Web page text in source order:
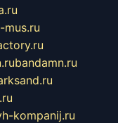
mus.ru
bandamn.ru
kompanij.ru